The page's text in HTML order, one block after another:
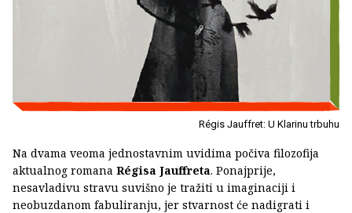
Régis Jauffret: U Klarinu trbuhu
Na dvama veoma jednostavnim uvidima počiva filozofija
aktualnog romana Régisa Jauffreta. Ponajprije,
nesavladivu stravu suvišno je tražiti u imaginaciji i
neobuzdanom fabuliranju, jer stvarnost će nadigrati i